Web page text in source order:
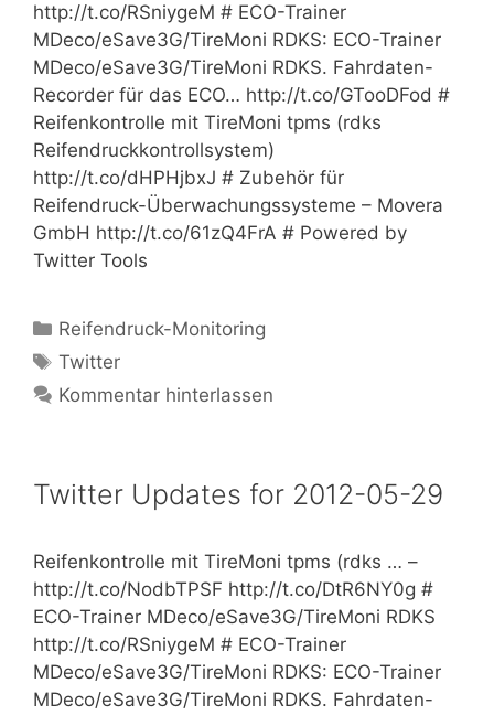
http://t.co/RSniygeM # ECO-Trainer
MDeco/eSave3G/TireMoni RDKS: ECO-Trainer
MDeco/eSave3G/TireMoni RDKS. Fahrdaten-
Recorder für das ECO… http://t.co/GTooDFod #
Reifenkontrolle mit TireMoni tpms (rdks
Reifendruckkontrollsystem)
http://t.co/dHPHjbxJ # Zubehör für
Reifendruck-Überwachungssysteme – Movera
GmbH http://t.co/61zQ4FrA # Powered by
Twitter Tools
Kategorien
Reifendruck-Monitoring
Schlagwörter
Twitter
Kommentar hinterlassen
Twitter Updates for 2012-05-29
Reifenkontrolle mit TireMoni tpms (rdks … –
http://t.co/NodbTPSF http://t.co/DtR6NY0g #
ECO-Trainer MDeco/eSave3G/TireMoni RDKS
http://t.co/RSniygeM # ECO-Trainer
MDeco/eSave3G/TireMoni RDKS: ECO-Trainer
MDeco/eSave3G/TireMoni RDKS. Fahrdaten-